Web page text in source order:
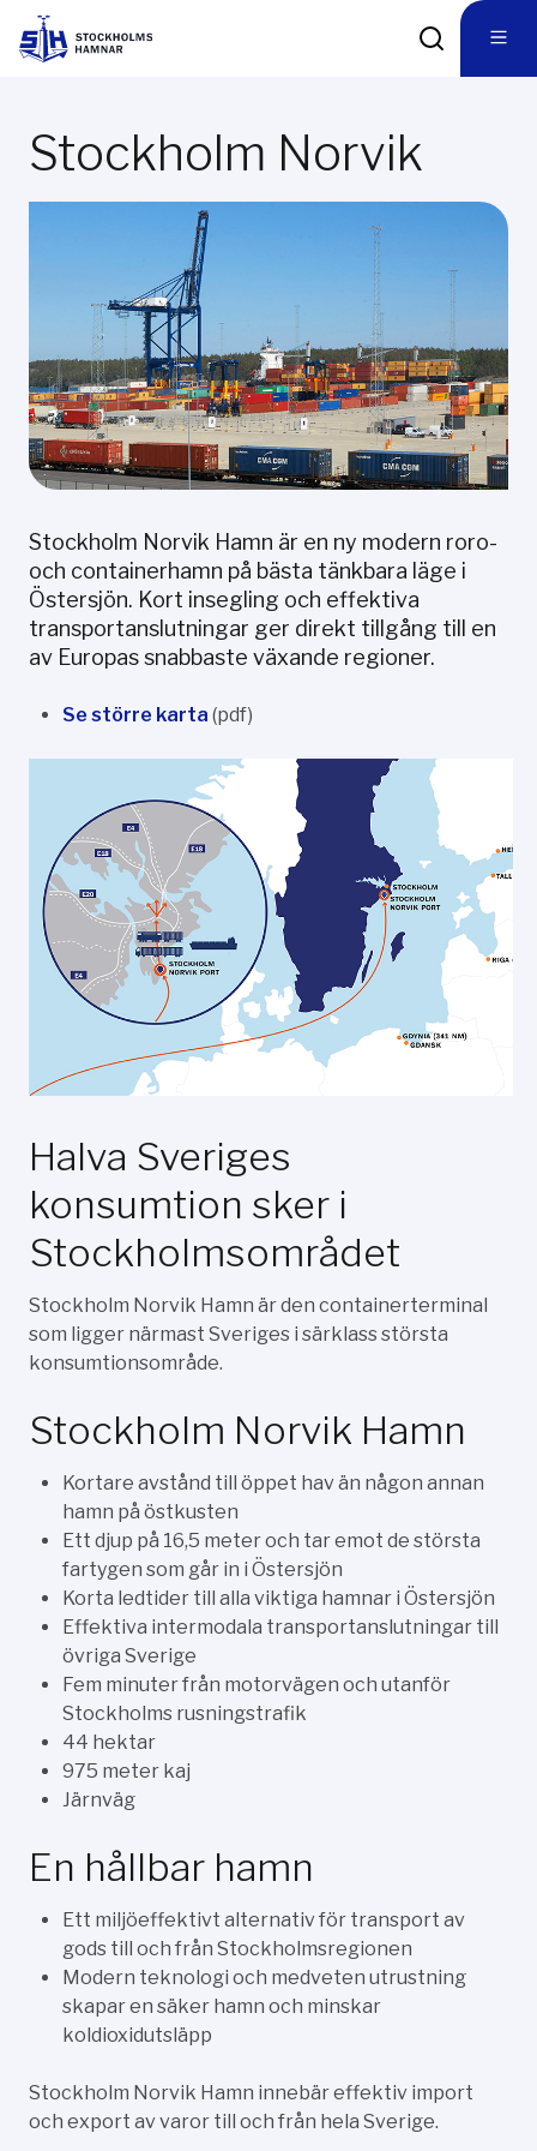
Stockholm Norvik
Stockholm Norvik Hamn är en ny modern roro-
och containerhamn på bästa tänkbara läge i
Östersjön. Kort insegling och effektiva
transportanslutningar ger direkt tillgång till en
av Europas snabbaste växande regioner.
Se större karta (pdf)
Halva Sveriges
konsumtion sker i
Stockholmsområdet
Stockholm Norvik Hamn är den containerterminal
som ligger närmast Sveriges i särklass största
konsumtionsområde.
Stockholm Norvik Hamn
Kortare avstånd till öppet hav än någon annan
hamn på östkusten
Ett djup på 16,5 meter och tar emot de största
fartygen som går in i Östersjön
Korta ledtider till alla viktiga hamnar i Östersjön
Effektiva intermodala transportanslutningar till
övriga Sverige
Fem minuter från motorvägen och utanför
Stockholms rusningstrafik
44 hektar
975 meter kaj
Järnväg
En hållbar hamn
Ett miljöeffektivt alternativ för transport av
gods till och från Stockholmsregionen
Modern teknologi och medveten utrustning
skapar en säker hamn och minskar
koldioxidutsläpp
Stockholm Norvik Hamn innebär effektiv import
och export av varor till och från hela Sverige.